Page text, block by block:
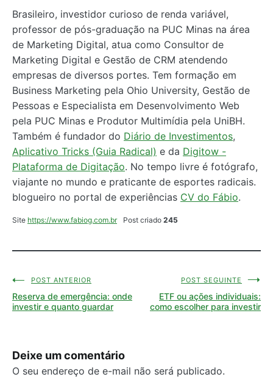
Brasileiro, investidor curioso de renda variável,
professor de pós-graduação na PUC Minas na área
de Marketing Digital, atua como Consultor de
Marketing Digital e Gestão de CRM atendendo
empresas de diversos portes. Tem formação em
Business Marketing pela Ohio University, Gestão de
Pessoas e Especialista em Desenvolvimento Web
pela PUC Minas e Produtor Multimídia pela UniBH.
Também é fundador do Diário de Investimentos,
Aplicativo Tricks (Guia Radical) e da Digitow -
Plataforma de Digitação. No tempo livre é fotógrafo,
viajante no mundo e praticante de esportes radicais.
blogueiro no portal de experiências CV do Fábio.
Site https://www.fabiog.com.br Post criado 245
Navegação
de
POST ANTERIOR
Reserva de emergência: onde
investir e quanto guardar
POST SEGUINTE
ETF ou ações individuais:
como escolher para investir
Deixe um comentário
O seu endereço de e-mail não será publicado.